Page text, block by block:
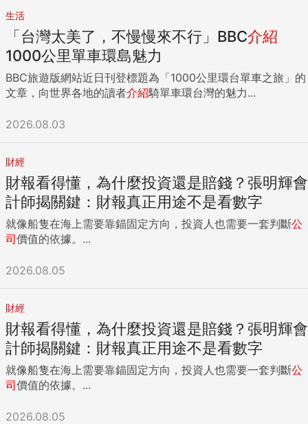
生活
「台灣太美了，不慢慢來不行」BBC介紹
1000公里單車環島魅力
BBC旅遊版網站近日刊登標題為「1000公里環台單車之旅」的
文章，向世界各地的讀者介紹騎單車環台灣的魅力...
2026.08.03
財經
財報看得懂，為什麼投資還是賠錢？張明輝會
計師揭關鍵：財報真正用途不是看數字
就像船隻在海上需要靠錨固定方向，投資人也需要一套判斷公
司價值的依據。...
2026.08.05
財經
財報看得懂，為什麼投資還是賠錢？張明輝會
計師揭關鍵：財報真正用途不是看數字
就像船隻在海上需要靠錨固定方向，投資人也需要一套判斷公
司價值的依據。...
2026.08.05